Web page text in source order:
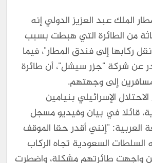
الملك عبد العزيز الدولي إنه
من الطائرة التي هبطت بسبب
ركابها إلى فندق المطار"، فيما
عن شركة "جزر سيشل"، أن طائرة
إلى وجهتهم.
الإسرائيلي بنيامين
قائلا في بيان وفيديو مسجل
العربية: "إنني أقدر حقا الموقف
السلطات السعودية تجاه الركاب
واجهت طائرتهم مشكلة، واضطرت